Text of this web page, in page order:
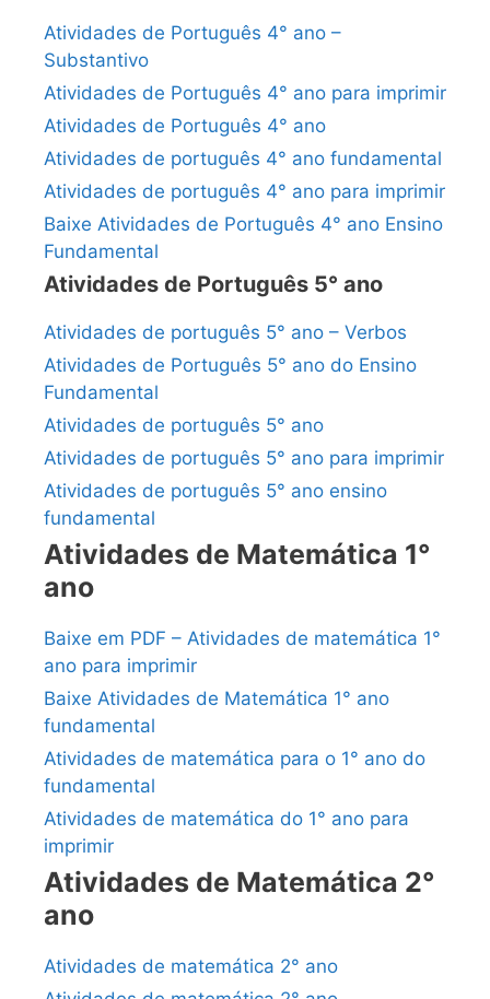
Atividades de Português 4° ano –
Substantivo
Atividades de Português 4° ano para imprimir
Atividades de Português 4° ano
Atividades de português 4° ano fundamental
Atividades de português 4° ano para imprimir
Baixe Atividades de Português 4° ano Ensino
Fundamental
Atividades de Português 5° ano
Atividades de português 5° ano – Verbos
Atividades de Português 5° ano do Ensino
Fundamental
Atividades de português 5° ano
Atividades de português 5° ano para imprimir
Atividades de português 5° ano ensino
fundamental
Atividades de Matemática 1°
ano
Baixe em PDF – Atividades de matemática 1°
ano para imprimir
Baixe Atividades de Matemática 1° ano
fundamental
Atividades de matemática para o 1° ano do
fundamental
Atividades de matemática do 1° ano para
imprimir
Atividades de Matemática 2°
ano
Atividades de matemática 2° ano